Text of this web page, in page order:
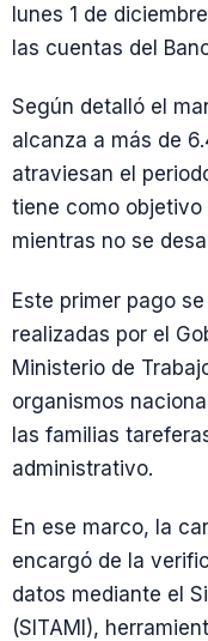
lunes 1 de
las cuentas del
Según detalló el
alcanza a más de
atraviesan el
tiene como
mientras no se
Este primer pago
realizadas por el
Ministerio de
organismos
las familias
administrativo.
En ese marco, la
encargó de la
datos mediante el
(SITAMI),